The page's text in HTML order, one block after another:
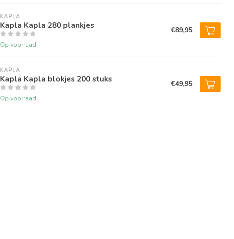
KAPLA
Kapla Kapla 280 plankjes
Op voorraad
€89,95
KAPLA
Kapla Kapla blokjes 200 stuks
Op voorraad
€49,95